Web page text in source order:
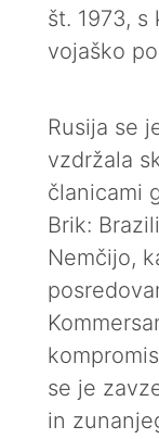
št. 1973,
vojaško
Rusija se
vzdržala
članicami
Brik:
Nemčijo,
se je
in